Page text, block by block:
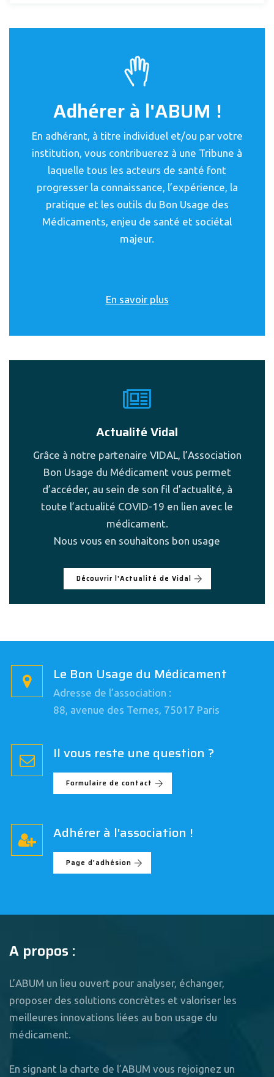
Adhérer à l'ABUM !
En adhérant, à titre individuel et/ou par votre
institution, vous contribuerez à une Tribune à
laquelle tous les acteurs de santé font
progresser la connaissance, l’expérience, la
pratique et les outils du Bon Usage des
Médicaments, enjeu de santé et sociétal
majeur.
En savoir plus
Actualité Vidal
Grâce à notre partenaire VIDAL, l’Association
Bon Usage du Médicament vous permet
d’accéder, au sein de son fil d’actualité, à
toute l’actualité COVID-19 en lien avec le
médicament.
Nous vous en souhaitons bon usage
Découvrir l'Actualité de Vidal
Le Bon Usage du Médicament
Adresse de l’association :
88, avenue des Ternes, 75017 Paris
Il vous reste une question ?
Formulaire de contact
Adhérer à l'association !
Page d'adhésion
A propos :
L’ABUM un lieu ouvert pour analyser, échanger,
proposer des solutions concrètes et valoriser les
meilleures innovations liées au bon usage du
médicament.
En signant la charte de l’ABUM vous rejoignez un